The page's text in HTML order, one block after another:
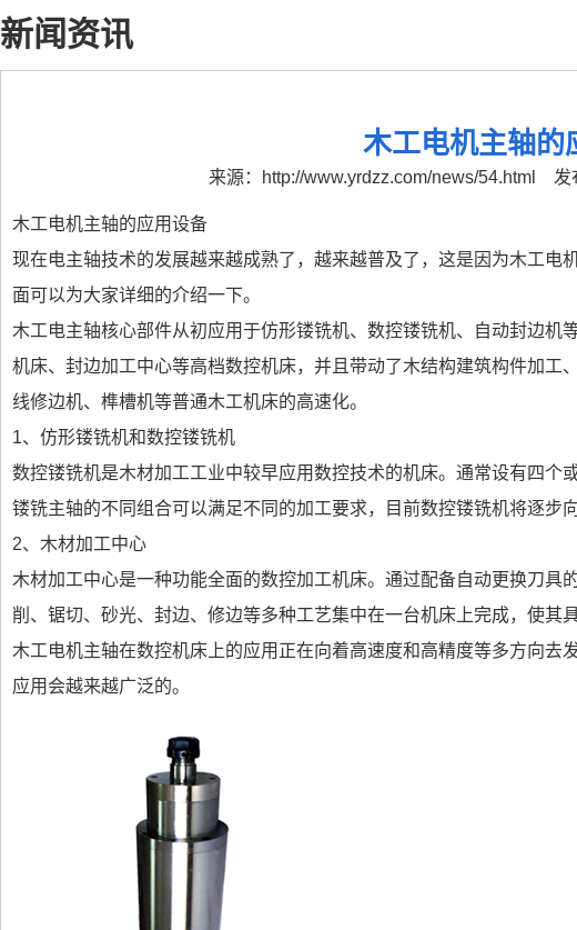
1 2 3
新闻资讯
木工电机主轴的
来源： http://www.yrdzz.com/news/54.html 发
木工电机主轴的应用设备
现在电主轴技术的发展越来越成熟了，越来越普及了，这是因为木工电
面可以为大家详细的介绍一下。
木工电主轴核心部件从初应用于仿形镂铣机、数控镂铣机、自动封边
机床、封边加工中心等高档数控机床，并且带动了木结构建筑构件加工
线修边机、榫槽机等普通木工机床的高速化。
1、仿形镂铣机和数控镂铣机
数控镂铣机是木材加工工业中较早应用数控技术的机床。通常设有四个
镂铣主轴的不同组合可以满足不同的加工要求，目前数控镂铣机将逐步
2、木材加工中心
木材加工中心是一种功能全面的数控加工机床。通过配备自动更换刀具
削、锯切、砂光、封边、修边等多种工艺集中在一台机床上完成，使其
木工电机主轴在数控机床上的应用正在向着高速度和高精度等多方向去
应用会越来越广泛的。